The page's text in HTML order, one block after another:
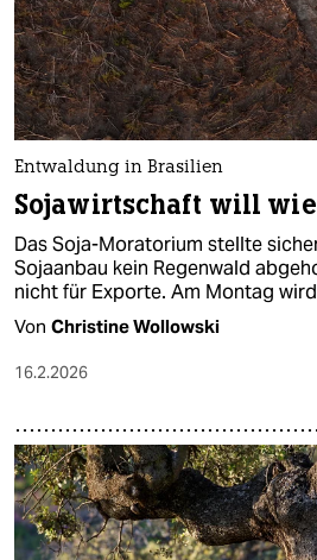
Entwaldung in Brasilien
Sojawirtschaft will
Das Soja-Moratorium stellte
Sojaanbau kein Regenwald
nicht für Exporte. Am Montag
Von Christine Wollowski
16.2.2026